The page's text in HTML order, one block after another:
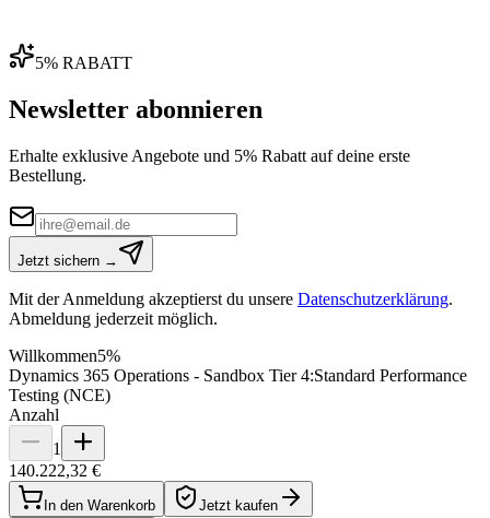
5% RABATT
Newsletter abonnieren
Erhalte exklusive Angebote und 5% Rabatt auf deine erste
Bestellung.
Jetzt sichern →
Mit der Anmeldung akzeptierst du unsere Datenschutzerklärung.
Abmeldung jederzeit möglich.
Willkommen5%
Dynamics 365 Operations - Sandbox Tier 4:Standard Performance
Testing (NCE)
Anzahl
1
140.222,32 €
In den Warenkorb
Jetzt kaufen